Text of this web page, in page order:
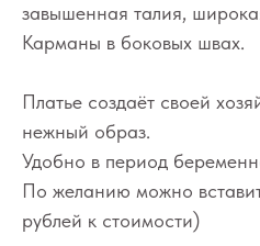
завышенная талия,
Карманы в боковых швах.
Платье создаёт своей
нежный образ.
Удобно в период
По желанию можно
рублей к стоимости)